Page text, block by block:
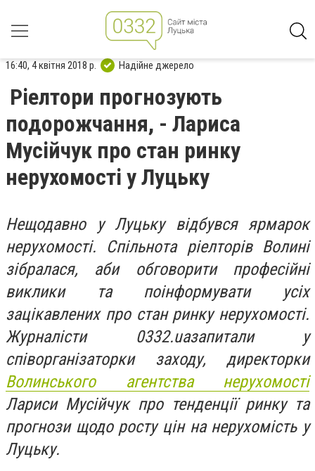
16:40, 4 квітня 2018 р. Надійне джерело
Ріелтори прогнозують
подорожчання, - Лариса
Мусійчук про стан ринку
нерухомості у Луцьку
Нещодавно у Луцьку відбувся ярмарок
нерухомості. Спільнота ріелторів Волині
зібралася, аби обговорити професійні
виклики та поінформувати усіх
зацікавлених про стан ринку нерухомості.
Журналісти 0332.uaзапитали у
співорганізаторки заходу, директорки
Волинського агентства нерухомості
ЛарисиМусійчукпро тенденції ринку та
прогнози щодо росту цін на нерухомість у
Луцьку.